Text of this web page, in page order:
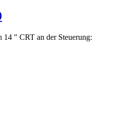
" CRT an der Steuerung: